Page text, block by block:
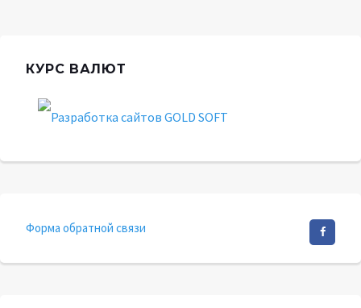
КУРС ВАЛЮТ
Форма обратной связи